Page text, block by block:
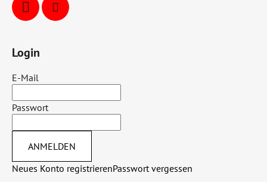
Login
E-Mail
Passwort
ANMELDEN
Neues Konto registrierenPasswort vergessen